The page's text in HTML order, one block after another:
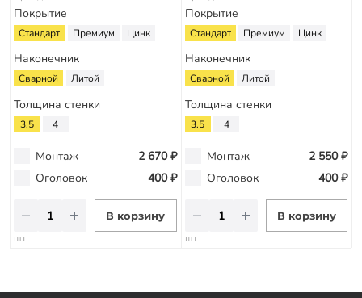
Покрытие
Стандарт Премиум Цинк
Наконечник
Сварной Литой
Толщина стенки
3.5 4
Монтаж
2 670 ₽
Оголовок
400 ₽
В корзину
шт
Покрытие
Стандарт Премиум Цинк
Наконечник
Сварной Литой
Толщина стенки
3.5 4
Монтаж
2 550 ₽
Оголовок
400 ₽
В корзину
шт